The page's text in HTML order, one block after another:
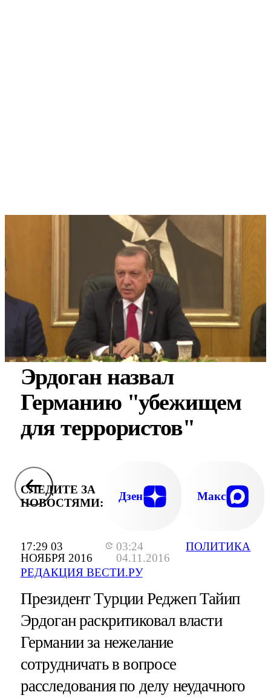
17:29 03
НОЯБРЯ 2016
03:24
04.11.2016
РЕДАКЦИЯ ВЕСТИ.РУ
ПОЛИТИКА
Эрдоган назвал
Германию "убежищем
для террористов"
СЛЕДИТЕ ЗА
НОВОСТЯМИ:
Дзен Макс
Президент Турции Реджеп Тайип
Эрдоган раскритиковал власти
Германии за нежелание
сотрудничать в вопросе
расследования по делу неудачного